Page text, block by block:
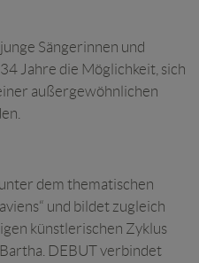
Sängerinnen und
Jahre die Möglichkeit, sich
außergewöhnlichen
dem thematischen
und bildet zugleich
künstlerischen Zyklus
DEBUT verbindet